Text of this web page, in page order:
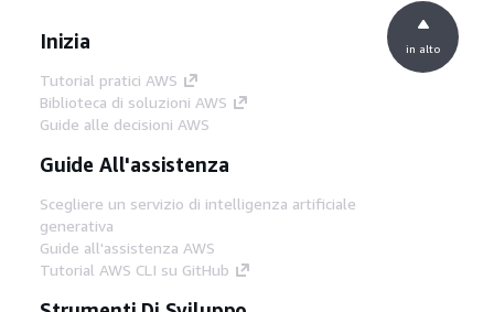
Inizia
Tutorial pratici AWS
Biblioteca di soluzioni AWS
Guide alle decisioni AWS
Guide All'assistenza
Scegliere un servizio di intelligenza artificiale
generativa
Guide all'assistenza AWS
Tutorial AWS CLI su GitHub
in alto